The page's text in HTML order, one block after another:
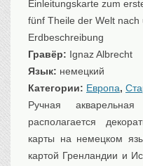
Рыбы, рыбалка
Техника, транспорт,
Архитектура
Транспорт
Букинистика
Einleitungskarte zum
fünf Theile der Welt
Erdbeschreibung
Гравёр: Ignaz Albrecht
Язык: немецкий
Категории: Европа,
Ручная
располагается
карты на немецком
картой Гренландии и